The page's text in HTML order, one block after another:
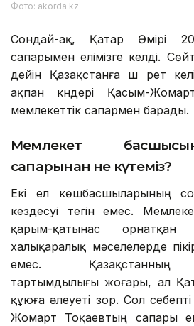
Фото: akorda.kz
Сондай-ақ, Қатар Әмірі
сапарымен елімізге келді.
дейін Қазақстанға үш рет
ақпан күндері Қасым-
мемлекеттік сапармен барады.
Мемлекет
сапарынан не күтеміз?
Екі ел көшбасшыларының
кездесуі тегін емес.
қарым-қатынас
халықаралық мәселелерде
емес. Қазақстанның
тартымдылығы жоғары, ал
құюға әлеуеті зор. Сол
Жомарт Тоқаевтың сапары